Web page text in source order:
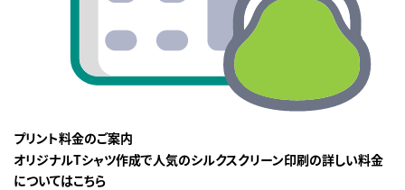
プリント料金のご案内
オリジナルTシャツ作成で人気のシルクスクリーン印刷の詳しい料金
についてはこちら